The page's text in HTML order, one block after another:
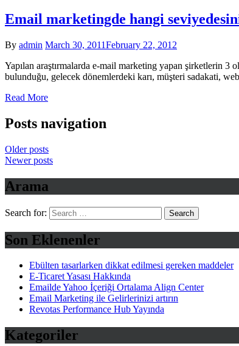
Email marketingde hangi
By admin March 30, 2011February 22, 2012
Yapılan araştırmalarda e-mail marketing yapan şirketlerin
bulunduğu, gelecek dönemlerdeki karı, müşteri sadakati,
Read More
Posts navigation
Older posts
Newer posts
Arama
Search for:
Son Eklenenler
Ebülten tasarlarken dikkat edilmesi gereken maddeler
E-Ticaret Yasası Hakkında
Emailde Yahoo İçeriği Ortalama Align Center
Email Marketing ile Gelirlerinizi artırın
Revotas Performance Hub Yayında
Kategoriler